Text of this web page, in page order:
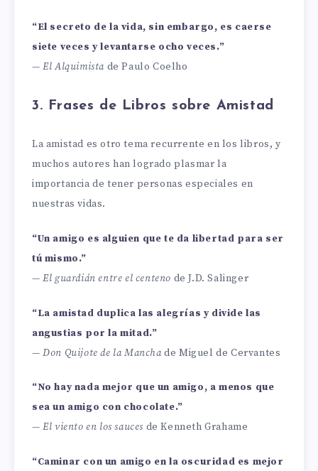
“El secreto de la vida, sin embargo, es caerse
siete veces y levantarse ocho veces.”
—El Alquimista de Paulo Coelho
3. Frases de Libros sobre Amistad
La amistad es otro tema recurrente en los libros, y
muchos autores han logrado plasmar la
importancia de tener personas especiales en
nuestras vidas.
“Un amigo es alguien que te da libertad para ser
tú mismo.”
—El guardián entre el centeno de J.D. Salinger
“La amistad duplica las alegrías y divide las
angustias por la mitad.”
—Don Quijote de la Manchade Miguel de Cervantes
“No hay nada mejor que un amigo, a menos que
sea un amigo con chocolate.”
—El viento en los sauces de Kenneth Grahame
“Caminar con un amigo en la oscuridad es mejor